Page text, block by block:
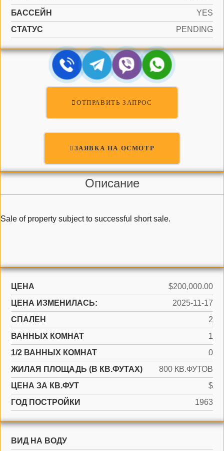
БАССЕЙН
YES
СТАТУС
PENDING
ОТПРАВИТЬ ЗАПРОС
ЗАЯВКА НА ОСМОТР
Описание
Sale of property subject to successful short sale.
ЦЕНА
$200,000.00
ЦЕНА ИЗМЕНИЛАСЬ:
2025-11-17
СПАЛЕН
2
ВАННЫХ КОМНАТ
1
1/2 ВАННЫХ КОМНАТ
0
ЖИЛАЯ ПЛОЩАДЬ (В КВ.ФУТАХ)
800 КВ.ФУТОВ
ЦЕНА ЗА КВ.ФУТ
$
ГОД ПОСТРОЙКИ
1963
ВИД НА ВОДУ